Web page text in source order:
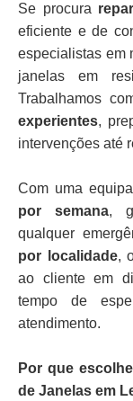
Se procura
eficiente e de
especialistas em
janelas em
Trabalhamos
experientes,
intervenções até
Com uma
por semana,
qualquer
por localidade,
ao cliente em
tempo de
atendimento.
Por que
de Janelas em